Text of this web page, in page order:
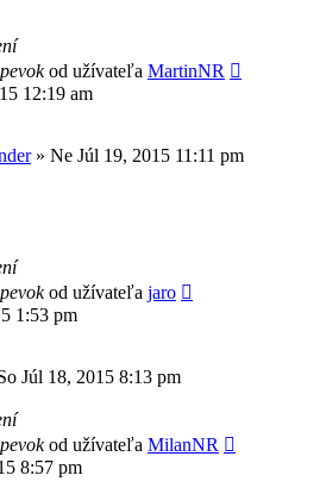
od užívateľa MartinNR
12:19 am
» Ne Júl 19, 2015 11:11 pm
od užívateľa jaro
1:53 pm
Júl 18, 2015 8:13 pm
od užívateľa MilanNR
8:57 pm